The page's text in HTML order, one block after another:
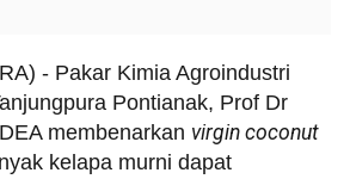
- Pakar Kimia Agroindustri
Pontianak, Prof Dr
membenarkan virgin coconut
kelapa murni dapat